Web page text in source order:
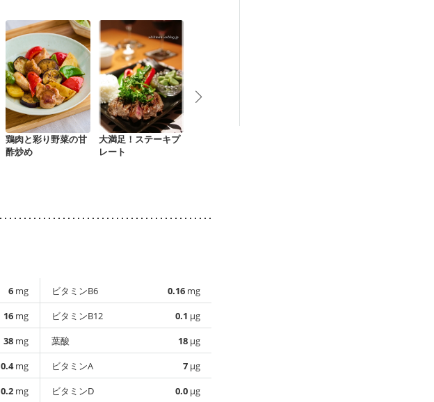
鶏肉と彩り野菜の甘
酢炒め
大満足！ステーキプ
レート
6 mg
16 mg
38 mg
0.4mg
0.2 mg
ビタミンB6 0.16 mg
ビタミンB12
0.1 µg
葉酸
18 µg
ビタミンA
7 µg
ビタミンD
0.0 µg